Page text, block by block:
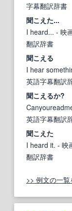
字幕翻訳辞書
聞こえ た...
I heard... - 映
翻訳辞書
聞こえ る
I hear
英語字幕翻訳
聞こえ るか?
英語字幕翻訳
聞こえ た
I heard it. - 映
翻訳辞書
>> 例文の一覧